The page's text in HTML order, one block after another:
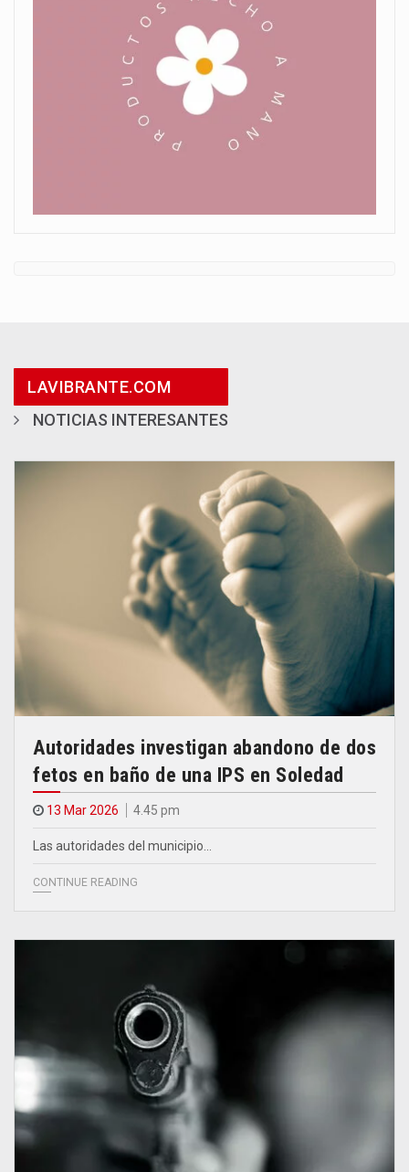
LAVIBRANTE.COM
NOTICIAS INTERESANTES
Autoridades investigan abandono de dos
fetos en baño de una IPS en Soledad
13 Mar 2026 4.45 pm
Las autoridades del municipio…
CONTINUE READING